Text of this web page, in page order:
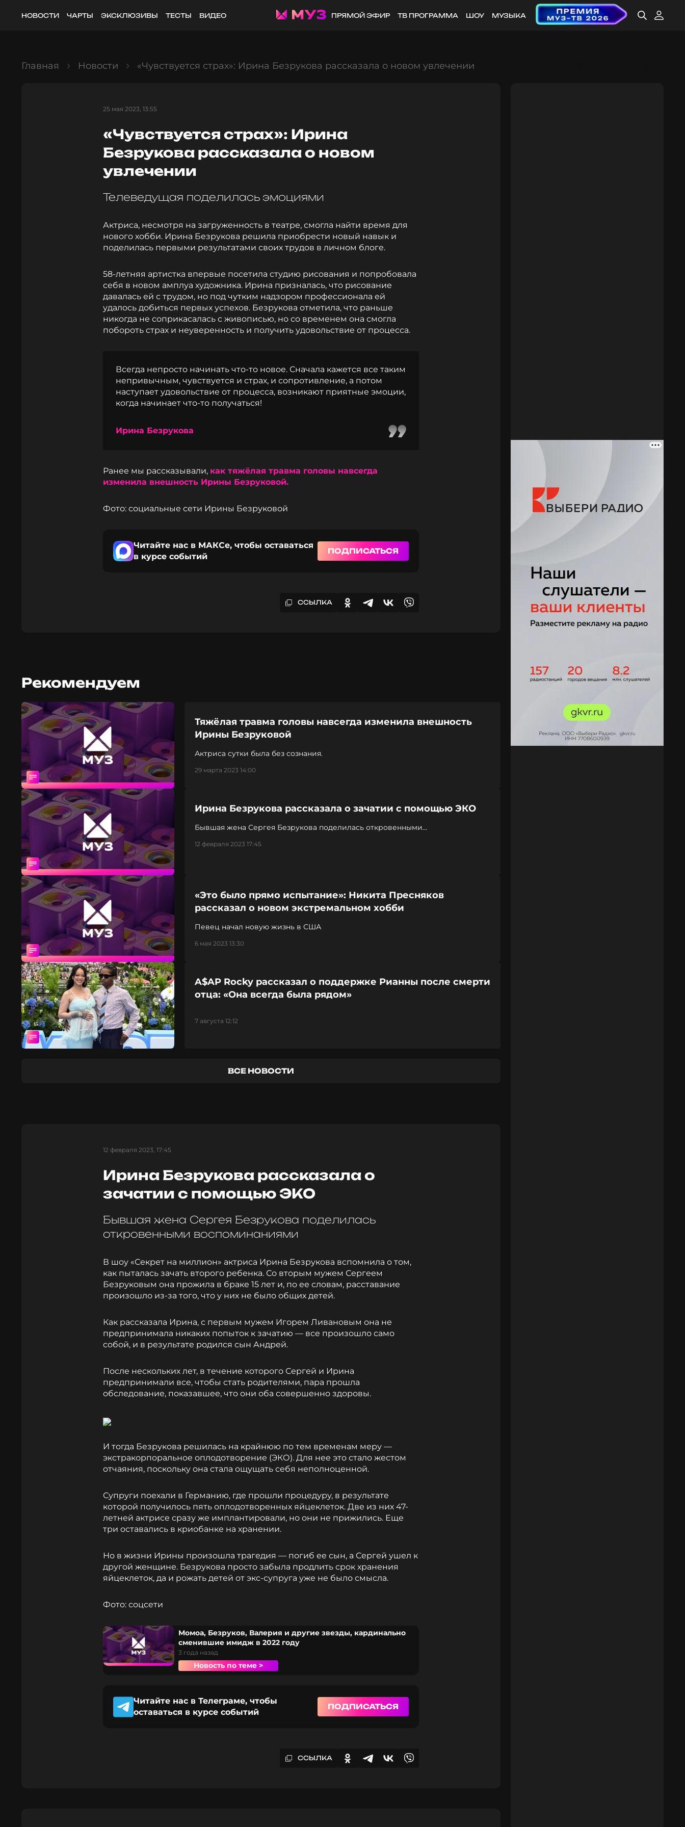
НОВОСТИ ЧАРТЫ ЭКСКЛЮЗИВЫ ТЕСТЫ ВИДЕО ПРЯМОЙ ЭФИР ТВ ПРОГРАММА ШОУ МУЗЫКА
Главная Новости «Чувствуется страх»: Ирина Безрукова рассказала о новом увлечении
25 мая 2023, 13:55
«Чувствуется страх»: Ирина
Безрукова рассказала о новом
увлечении
Телеведущая поделилась эмоциями
Актриса, несмотря на загруженность в театре, смогла найти время для
нового хобби. Ирина Безрукова решила приобрести новый навык и
поделилась первыми результатами своих трудов в личном блоге.
58-летняя артистка впервые посетила студию рисования и попробовала
себя в новом амплуа художника. Ирина призналась, что рисование
давалась ей с трудом, но под чутким надзором профессионала ей
удалось добиться первых успехов. Безрукова отметила, что раньше
никогда не соприкасалась с живописью, но со временем она смогла
побороть страх и неуверенность и получить удовольствие от процесса.
Всегда непросто начинать что-то новое. Сначала кажется все таким
непривычным, чувствуется и страх, и сопротивление, а потом
наступает удовольствие от процесса, возникают приятные эмоции,
когда начинает что-то получаться!
Ирина Безрукова
Ранее мы рассказывали, как тяжёлая травма головы навсегда
изменила внешность Ирины Безруковой.
Фото: социальные сети Ирины Безруковой
Читайте нас в МАКСе, чтобы оставаться
в курсе событий
ПОДПИСАТЬСЯ
ССЫЛКА
Рекомендуем
Тяжёлая травма головы навсегда изменила внешность
Ирины Безруковой
Актриса сутки была без сознания.
29 марта 2023 14:00
Ирина Безрукова рассказала о зачатии с помощью ЭКО
Бывшая жена Сергея Безрукова поделилась откровенными
12 февраля 2023 17:45
«Это было прямо испытание»: Никита Пресняков
рассказал о новом экстремальном хобби
Певец начал новую жизнь в США
6 мая 2023 13:30
A$AP Rocky рассказал о поддержке Рианны после смерти
отца: «Она всегда была рядом»
7 августа 12:12
ВСЕ НОВОСТИ
12 февраля 2023, 17:45
Ирина Безрукова рассказала о
зачатии с помощью ЭКО
Бывшая жена Сергея Безрукова поделилась
откровенными воспоминаниями
В шоу «Секрет на миллион» актриса Ирина Безрукова вспомнила о том,
как пыталась зачать второго ребенка. Со вторым мужем Сергеем
Безруковым она прожила в браке 15 лет и, по ее словам, расставание
произошло из-за того, что у них не было общих детей.
Как рассказала Ирина, с первым мужем Игорем Ливановым она не
предпринимала никаких попыток к зачатию — все произошло само
собой, и в результате родился сын Андрей.
После нескольких лет, в течение которого Сергей и Ирина
предпринимали все, чтобы стать родителями, пара прошла
обследование, показавшее, что они оба совершенно здоровы.
И тогда Безрукова решилась на крайнюю по тем временам меру —
экстракорпоральное оплодотворение (ЭКО). Для нее это стало жестом
отчаяния, поскольку она стала ощущать себя неполноценной.
Супруги поехали в Германию, где прошли процедуру, в результате
которой получилось пять оплодотворенных яйцеклеток. Две из них 47-
летней актрисе сразу же имплантировали, но они не прижились. Еще
три оставались в криобанке на хранении.
Но в жизни Ирины произошла трагедия — погиб ее сын, а Сергей ушел к
другой женщине. Безрукова просто забыла продлить срок хранения
яйцеклеток, да и рожать детей от экс-супруга уже не было смысла.
Фото: соцсети
Момоа, Безруков, Валерия и другие звезды, кардинально
сменившие имидж в 2022 году
3 года назад
Новость по теме >
Читайте нас в Телеграме, чтобы
оставаться в курсе событий
ПОДПИСАТЬСЯ
ССЫЛКА